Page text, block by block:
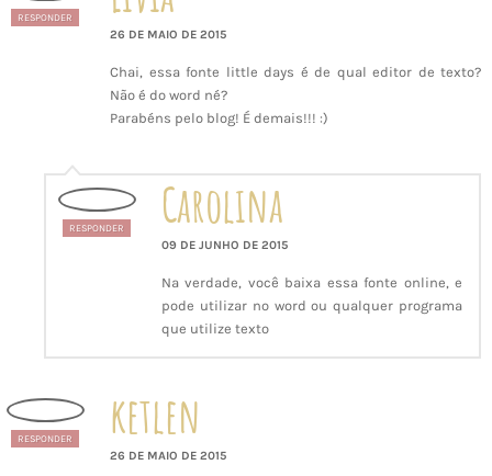
RESPONDER
26 DE MAIO DE 2015
Chai, essa fonte little days é de qual editor de texto?
Não é do word né?
Parabéns pelo blog! É demais!!! :)
RESPONDER Carolina
09 DE JUNHO DE 2015
Na verdade, você baixa essa fonte online, e
pode utilizar no word ou qualquer programa
que utilize texto
RESPONDER ketlen
26 DE MAIO DE 2015